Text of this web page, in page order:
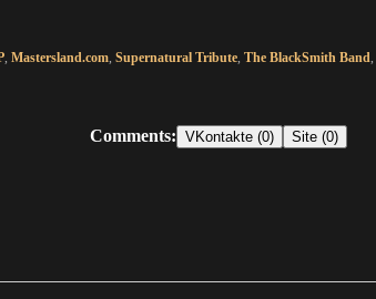
, Mastersland.com, Supernatural Tribute, The BlackSmith Band,
Comments: VKontakte (0) Site (0)